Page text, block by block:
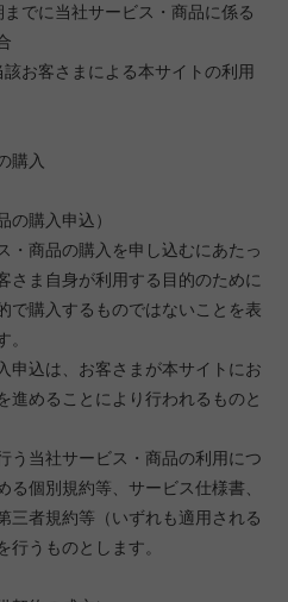
でに当社サービス・商品に係る
お客さまによる本サイトの利用
購入
の購入申込）
・商品の購入を申し込むにあたっ
さま自身が利用する目的のために
で購入するものではないことを表
。
申込は、お客さまが本サイトにお
進めることにより行われるものと
う当社サービス・商品の利用につ
個別規約等、サービス仕様書、
三者規約等（いずれも適用される
うものとします。